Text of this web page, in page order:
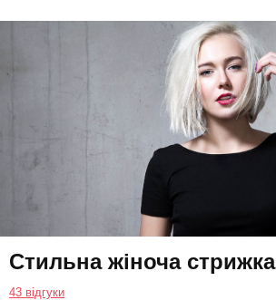
Стильна жіноча стрижка
43 відгуки